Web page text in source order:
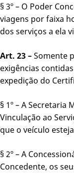
§ 3º – O Poder
viagens por faixa
dos serviços a ela
Art. 23 –Somente
exigências
expedição do
§ 1º – A
Vinculação ao
que o veículo
§ 2º – A
Concedente, os